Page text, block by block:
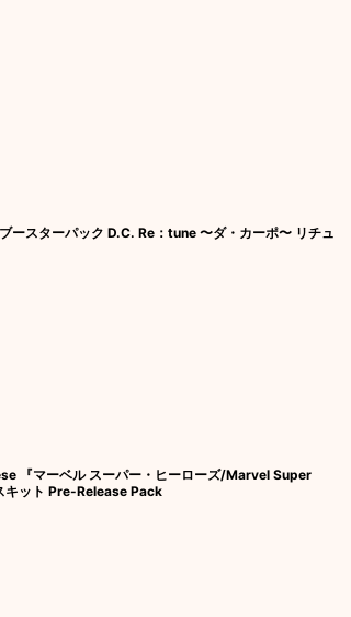
ースターパック D.C. Re：tune 〜ダ・カーポ〜 リチュ
『マーベル スーパー・ヒーローズ/Marvel Super
キット Pre-Release Pack